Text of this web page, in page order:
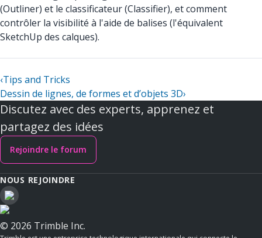
(Outliner) et le classificateur (Classifier), et comment
contrôler la visibilité à l'aide de balises (l'équivalent
SketchUp des calques).
‹Tips and Tricks
Dessin de lignes, de formes et d’objets 3D›
Discutez avec des experts, apprenez et
partagez des idées
Rejoindre le forum
NOUS REJOINDRE
© 2026 Trimble Inc.